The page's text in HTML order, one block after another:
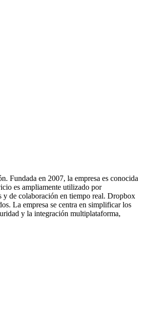
Fundada en 2007, la empresa es conocida
es ampliamente utilizado por
y de colaboración en tiempo real. Dropbox
La empresa se centra en simplificar los
y la integración multiplataforma,